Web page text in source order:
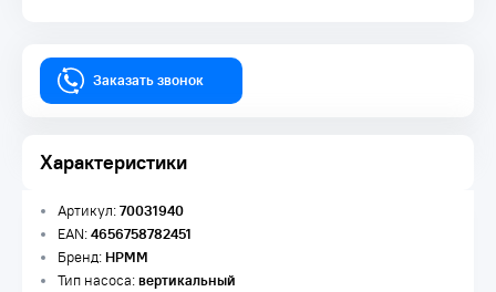
Заказать звонок
Характеристики
Артикул:70031940
EAN:4656758782451
Бренд:HPMM
Тип насоса:вертикальный